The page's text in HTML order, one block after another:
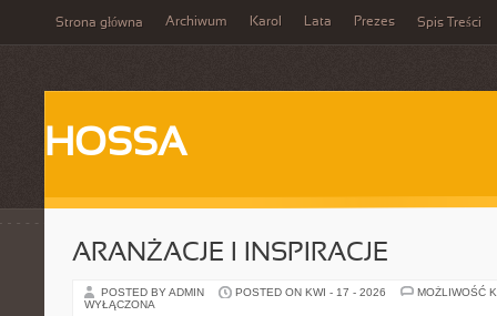
Strona główna Archiwum Karol Lata Prezes Spis Treści
HOSSA
ARANŻACJE I INSPIRACJE
POSTED BY ADMIN POSTED ON KWI - 17 - 2026
MOŻLIWOŚĆ
WYŁĄCZONA